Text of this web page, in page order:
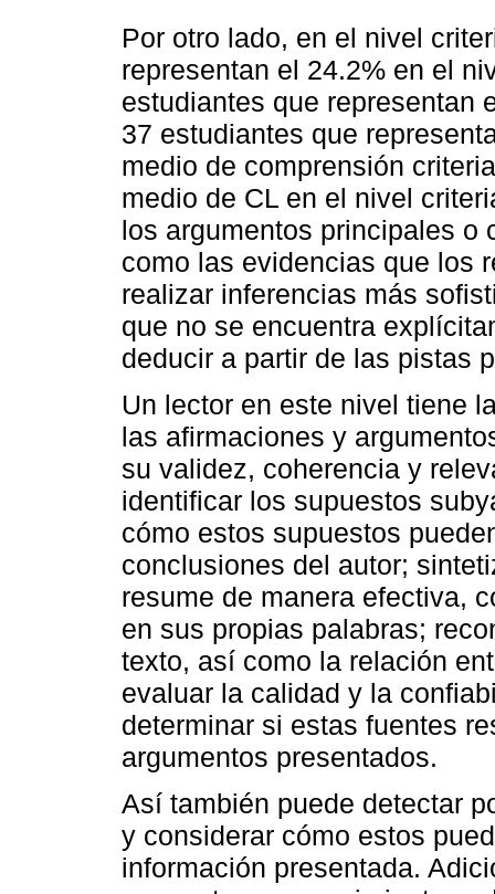
Por otro lado, en el nivel
representan el 24.2% en el
estudiantes que representan
37 estudiantes que
medio de comprensión
medio de CL en el nivel
los argumentos principales o
como las evidencias que los
realizar inferencias más
que no se encuentra
deducir a partir de las pistas
Un lector en este nivel tiene
las afirmaciones y
su validez, coherencia y
identificar los supuestos
cómo estos supuestos
conclusiones del autor;
resume de manera efectiva,
en sus propias palabras;
texto, así como la relación
evaluar la calidad y la
determinar si estas fuentes
argumentos presentados.
Así también puede detectar
y considerar cómo estos
información presentada.